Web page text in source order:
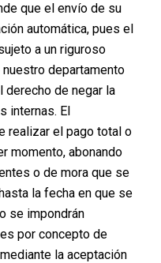
que el envío de su
automática, pues el
a un riguroso
departamento
derecho de negar la
internas. El
realizar el pago total o
momento, abonando
o de mora que se
la fecha en que se
se impondrán
por concepto de
la aceptación